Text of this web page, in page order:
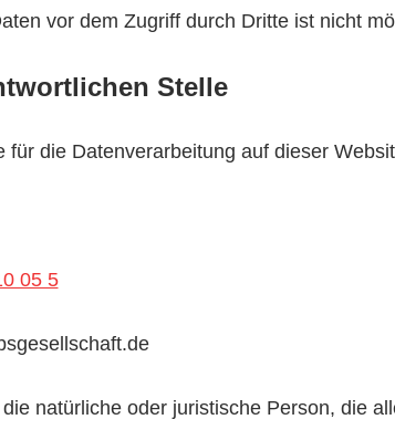
vor dem Zugriff durch Dritte ist nicht
Stelle
für die Datenverarbeitung auf dieser
05 5
natürliche oder juristische Person, die